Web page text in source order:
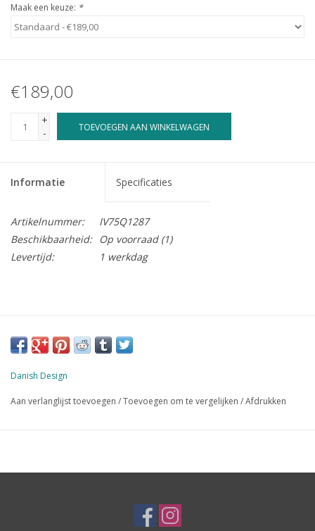
Maak een keuze: *
€189,00
+
-
TOEVOEGEN AAN WINKELWAGEN
Informatie Specificaties
Artikelnummer:
IV75Q1287
Beschikbaarheid:
Op voorraad(1)
Levertijd:
1 werkdag
Danish Design
Aan verlanglijst toevoegen /Toevoegen om te vergelijken /Afdrukken